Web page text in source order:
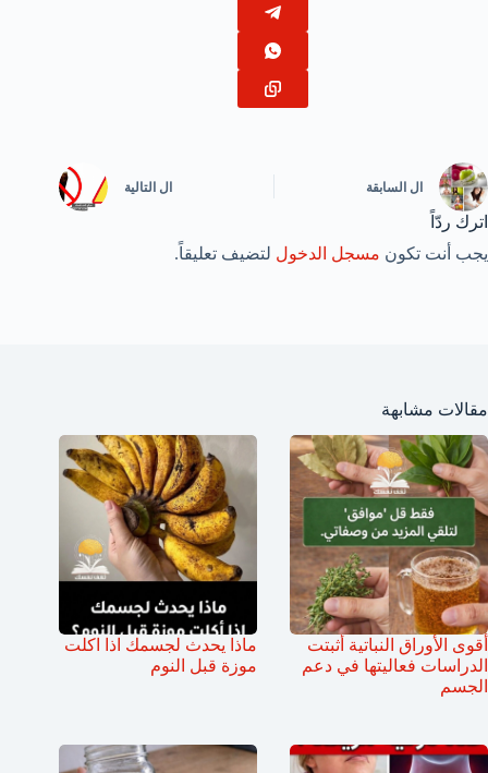
ال السابقة ال التالية
اترك ردّاً
يجب أنت تكون مسجل الدخول لتضيف تعليقاً.
مقالات مشابهة
أقوى الأوراق النباتية أثبتت
الدراسات فعاليتها في دعم
الجسم
ماذا يحدث لجسمك اذا اكلت
موزة قبل النوم